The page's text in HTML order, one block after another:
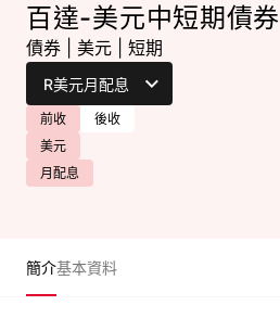
百達-美元中短期債券
債券 美元 短期
前收
後收
美元
月配息
簡介基本資料